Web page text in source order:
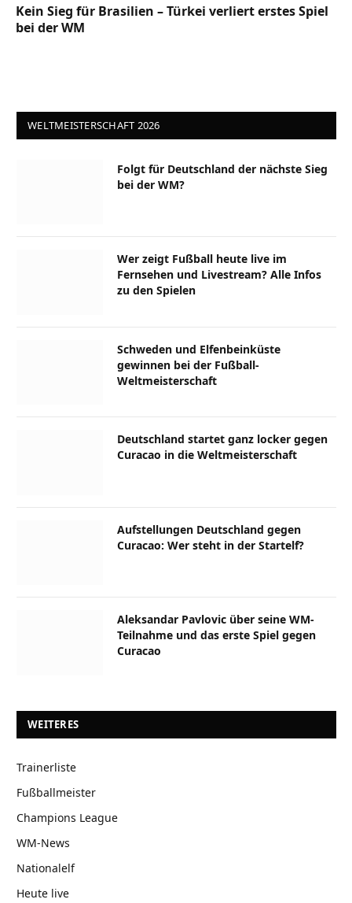
Kein Sieg für Brasilien – Türkei verliert erstes Spiel
bei der WM
WELTMEISTERSCHAFT 2026
Folgt für Deutschland der nächste Sieg
bei der WM?
Wer zeigt Fußball heute live im
Fernsehen und Livestream? Alle Infos
zu den Spielen
Schweden und Elfenbeinküste
gewinnen bei der Fußball-
Weltmeisterschaft
Deutschland startet ganz locker gegen
Curacao in die Weltmeisterschaft
Aufstellungen Deutschland gegen
Curacao: Wer steht in der Startelf?
Aleksandar Pavlovic über seine WM-
Teilnahme und das erste Spiel gegen
Curacao
WEITERES
Trainerliste
Fußballmeister
Champions League
WM-News
Nationalelf
Heute live